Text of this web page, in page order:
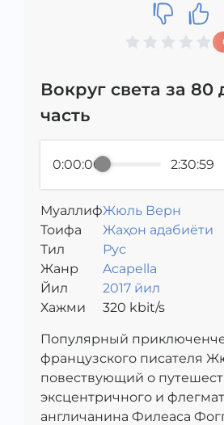
Вокруг света за 80
часть
0:00:00 2:30:59
МуаллифЖюль Верн
Toифа
Жаҳон адабиёти
Тил
Рус
Жанр
Acapella
Йил
2017 йил
Хажми
320 kbit/s
Популярный
французского писателя
повествующий о
эксцентричного и
англичанина Филеаса